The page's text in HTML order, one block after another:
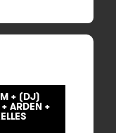
+ (DJ)
ARDEN +